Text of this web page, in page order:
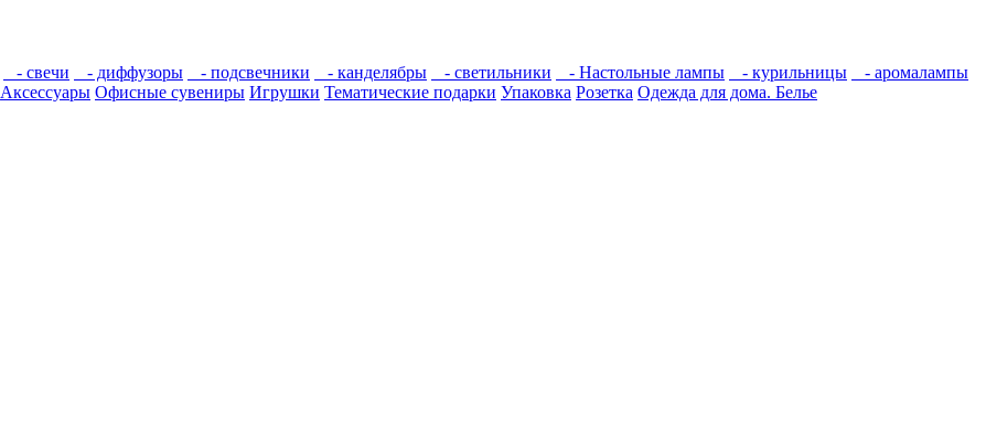
- свечи - диффузоры - подсвечники - канделябры - светильники - Настольные лампы - курильницы
- аромалампы
Аксессуары Офисные сувениры Игрушки Тематические подарки Упаковка Розетка Одежда для дома. Белье